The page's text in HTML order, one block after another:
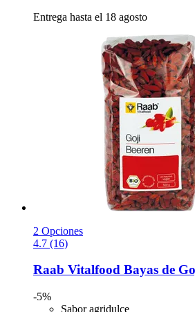
Entrega hasta el 18 agosto
2 Opciones
4.7 (16)
Raab Vitalfood Bayas de
-5%
Sabor agridulce